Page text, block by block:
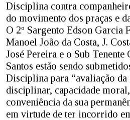
Disciplina contra
do movimento dos praças e
O 2º Sargento Edson Garcia
Manoel João da Costa, J.
José Pereira e o Sub
Santos estão sendo
Disciplina para “avaliação da
disciplinar, capacidade
conveniência da sua
em virtude de ter incorrido